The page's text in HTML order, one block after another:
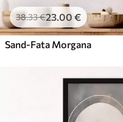
38.33€23.00 €
Sand-Fata Morgana